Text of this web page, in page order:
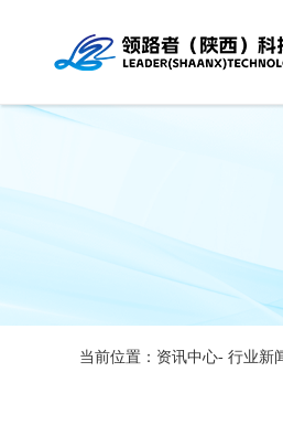
当前位置：资讯中心- 行业新